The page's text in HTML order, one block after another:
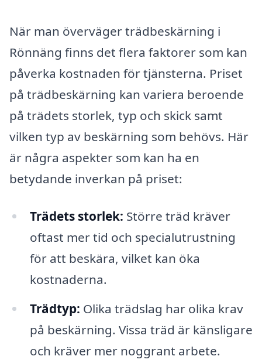
När man överväger trädbeskärning i
Rönnäng finns det flera faktorer som kan
påverka kostnaden för tjänsterna. Priset
på trädbeskärning kan variera beroende
på trädets storlek, typ och skick samt
vilken typ av beskärning som behövs. Här
är några aspekter som kan ha en
betydande inverkan på priset:
Trädets storlek: Större träd kräver
oftast mer tid och specialutrustning
för att beskära, vilket kan öka
kostnaderna.
Trädtyp: Olika trädslag har olika krav
på beskärning. Vissa träd är känsligare
och kräver mer noggrant arbete.